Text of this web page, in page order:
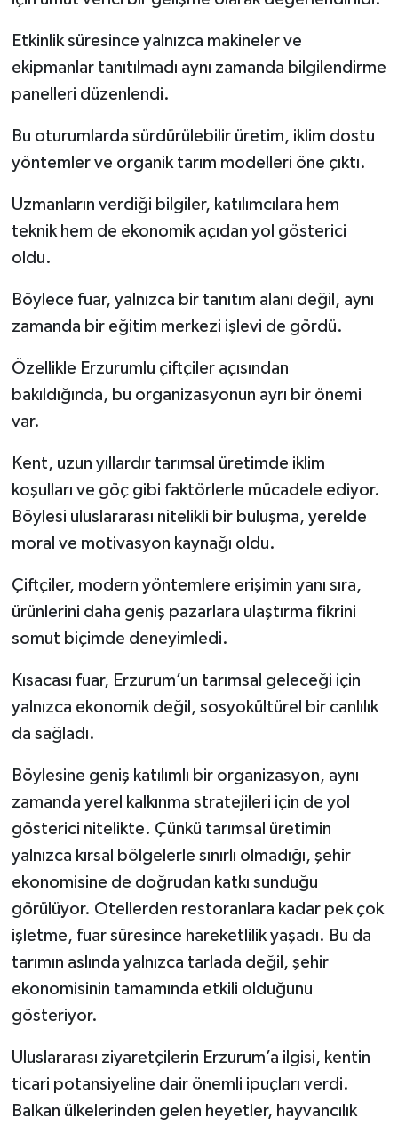
Etkinlik süresince yalnızca makineler ve
ekipmanlar tanıtılmadı aynı zamanda bilgilendirme
panelleri düzenlendi.
Bu oturumlarda sürdürülebilir üretim, iklim dostu
yöntemler ve organik tarım modelleri öne çıktı.
Uzmanların verdiği bilgiler, katılımcılara hem
teknik hem de ekonomik açıdan yol gösterici
oldu.
Böylece fuar, yalnızca bir tanıtım alanı değil, aynı
zamanda bir eğitim merkezi işlevi de gördü.
Özellikle Erzurumlu çiftçiler açısından
bakıldığında, bu organizasyonun ayrı bir önemi
var.
Kent, uzun yıllardır tarımsal üretimde iklim
koşulları ve göç gibi faktörlerle mücadele ediyor.
Böylesi uluslararası nitelikli bir buluşma, yerelde
moral ve motivasyon kaynağı oldu.
Çiftçiler, modern yöntemlere erişimin yanı sıra,
ürünlerini daha geniş pazarlara ulaştırma fikrini
somut biçimde deneyimledi.
Kısacası fuar, Erzurum’un tarımsal geleceği için
yalnızca ekonomik değil, sosyokültürel bir canlılık
da sağladı.
Böylesine geniş katılımlı bir organizasyon, aynı
zamanda yerel kalkınma stratejileri için de yol
gösterici nitelikte. Çünkü tarımsal üretimin
yalnızca kırsal bölgelerle sınırlı olmadığı, şehir
ekonomisine de doğrudan katkı sunduğu
görülüyor. Otellerden restoranlara kadar pek çok
işletme, fuar süresince hareketlilik yaşadı. Bu da
tarımın aslında yalnızca tarlada değil, şehir
ekonomisinin tamamında etkili olduğunu
gösteriyor.
Uluslararası ziyaretçilerin Erzurum’a ilgisi, kentin
ticari potansiyeline dair önemli ipuçları verdi.
Balkan ülkelerinden gelen heyetler, hayvancılık